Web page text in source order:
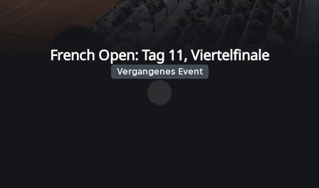
French Open: Tag 11, Viertelfinale
Vergangenes Event